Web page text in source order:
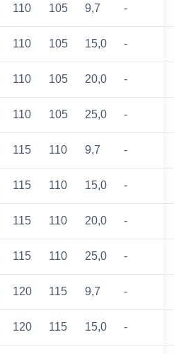
110 105 9,7 -
110 105 15,0 -
110 105 20,0 -
110 105 25,0 -
115 110 9,7 -
115 110 15,0 -
115 110 20,0 -
115 110 25,0 -
120 115 9,7 -
120 115 15,0 -